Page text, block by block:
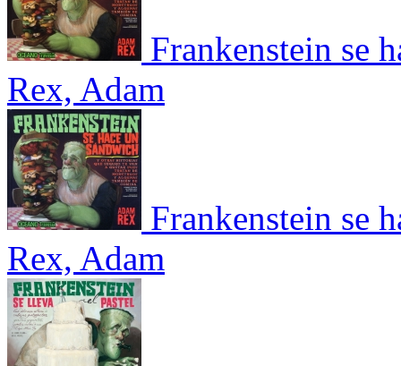
Frankenstein se
Rex, Adam
Frankenstein se
Rex, Adam